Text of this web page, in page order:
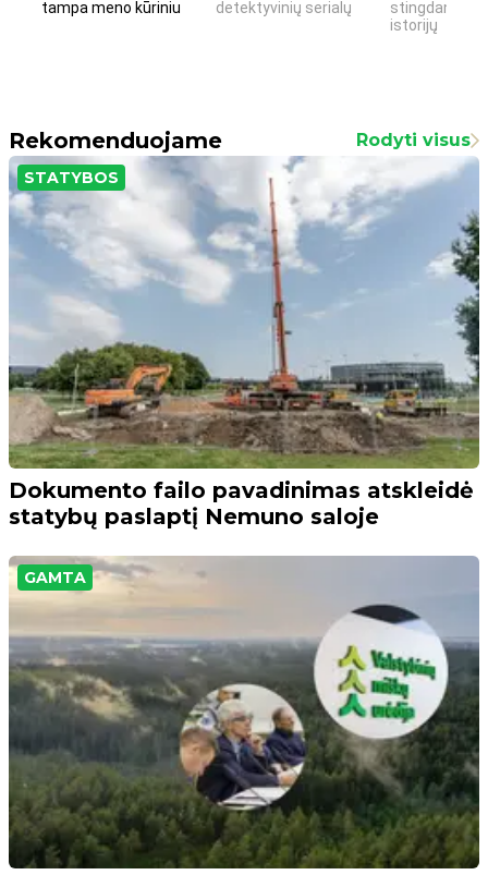
tampa meno kūriniu detektyvinių serialų
stingdančių
istorijų
Rekomenduojame Rodyti visus
STATYBOS
Dokumento failo pavadinimas atskleidė
statybų paslaptį Nemuno saloje
GAMTA